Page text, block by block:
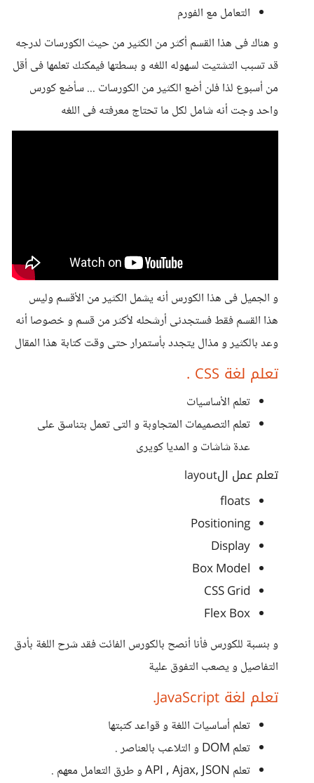
التعامل مع الفورم
و هناك فى هذا القسم أكثر من الكثير من حيث الكورسات لدرجه
قد تسبب التشتيت لسهوله اللغه و بسطتها فيمكنك تعلمها فى أقل
من أسبوع لذا فلن أضع الكثير من الكورسات ... سأضع كورس
واحد وجت أنه شامل لكل ما تحتاج معرفته فى اللغه
و الجميل فى هذا الكورس أنه يشمل الكثير من الأقسم وليس
هذا القسم فقط فستجدنى أرشحله لأكثر من قسم و خصوصا أنه
وعد بالكثير و مذال يتجدد بأستمرار حتى وقت كتابة هذا المقال
تعلم لغة CSS .
تعلم الأساسيات
تعلم التصميمات المتجاوبة و التى تعمل بتناسق على
عدة شاشات و المديا كويرى
تعلم عمل الlayout
floats
Positioning
Display
Box Model
CSS Grid
Flex Box
و بنسبة للكورس فأنا أنصح بالكورس الفائت فقد شرح اللغة بأدق
التفاصيل و يصعب التفوق علية
تعلم لغة JavaScript.
تعلم أساسيات اللغة و قواعد كتبتها
تعلم DOM و التلاعب بالعناصر .
تعلم API , Ajax, JSON و طرق التعامل معهم .